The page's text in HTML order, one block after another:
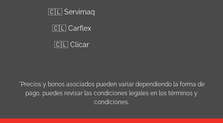
🇨🇱 Servimaq
🇨🇱 Carflex
🇨🇱 Clicar
*Precios y bonos asociados pueden variar dependiendo la forma de
pago, puedes revisar las condiciones legales en los términos y
condiciones.